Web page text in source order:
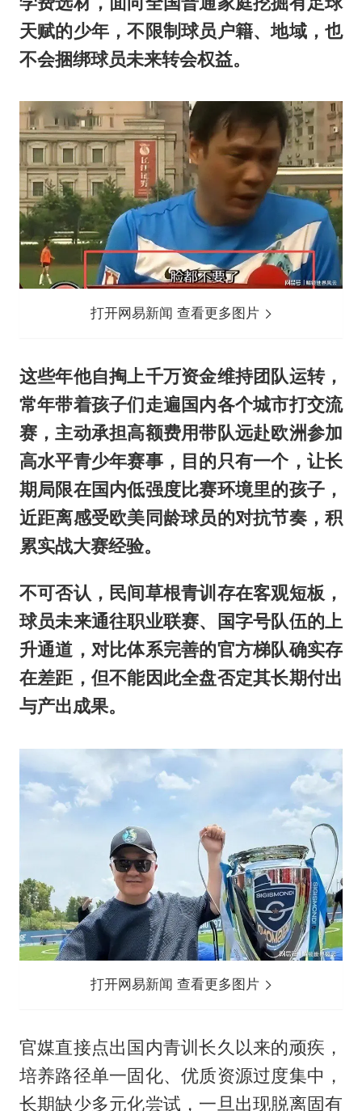
天赋的少年，不限制球员户籍、地域，也
不会捆绑球员未来转会权益。
打开网易新闻 查看更多图片
这些年他自掏上千万资金维持团队运转，
常年带着孩子们走遍国内各个城市打交流
赛，主动承担高额费用带队远赴欧洲参加
高水平青少年赛事，目的只有一个，让长
期局限在国内低强度比赛环境里的孩子，
近距离感受欧美同龄球员的对抗节奏，积
累实战大赛经验。
不可否认，民间草根青训存在客观短板，
球员未来通往职业联赛、国字号队伍的上
升通道，对比体系完善的官方梯队确实存
在差距，但不能因此全盘否定其长期付出
与产出成果。
打开网易新闻 查看更多图片
官媒直接点出国内青训长久以来的顽疾，
培养路径单一固化、优质资源过度集中，
长期缺少多元化尝试，一旦出现脱离固有